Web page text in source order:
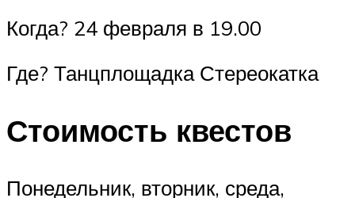
Когда? 24 февраля в 19.00
Где? Танцплощадка Стереокатка
Стоимость квестов
Понедельник, вторник, среда,